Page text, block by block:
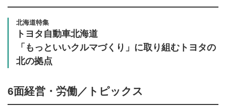
北海道特集
トヨタ自動車北海道
「もっといいクルマづくり」に取り組むトヨタの
北の拠点
6面経営・労働／トピックス